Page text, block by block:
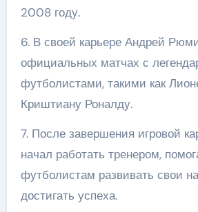
2008 году.
6. В своей карьере Андрей
официальных матчах с
футболистами, такими как
Криштиану Роналду.
7. После завершения игровой
начал работать тренером,
футболистам развивать свои
достигать успеха.